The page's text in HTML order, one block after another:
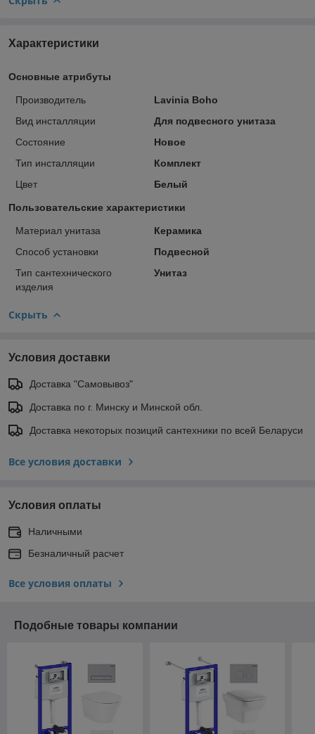
Характеристики
Основные атрибуты
Производитель
Lavinia Boho
Вид инсталляции
Для подвесного унитаза
Состояние
Новое
Тип инсталляции
Комплект
Цвет
Белый
Пользовательские характеристики
Материал унитаза
Керамика
Способ установки
Подвесной
Тип сантехнического
изделия
Унитаз
Скрыть
Условия доставки
Доставка "Самовывоз"
Доставка по г. Минску и Минской обл.
Доставка некоторых позиций сантехники по всей Беларуси
Все условия доставки
Условия оплаты
Наличными
Безналичный расчет
Все условия оплаты
Подобные товары компании